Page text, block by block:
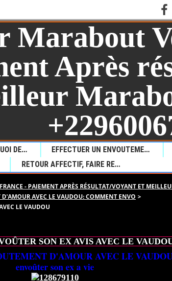
COMMENT ET POURQUOI DEMANDER UNE VOYANCE CHEZ LE JEUNE MARABOUT SEDONOU GUETA PAUL? EFFECTUER UN ENVOUTEMENT POUR PROVOQUER LA MALCHANCE
RETOUR AFFECTIF, FAIRE REVENIR VOTRE AMOUR PERDU
- PAIEMENT APRÈS RÉSULTAT/VOYANT ET
AVEC LE VAUDOU: COMMENT ENVO >
LE VAUDOU
SON EX AVIS AVEC LE
D'AMOUR AVEC LE
envoûter son ex a vie